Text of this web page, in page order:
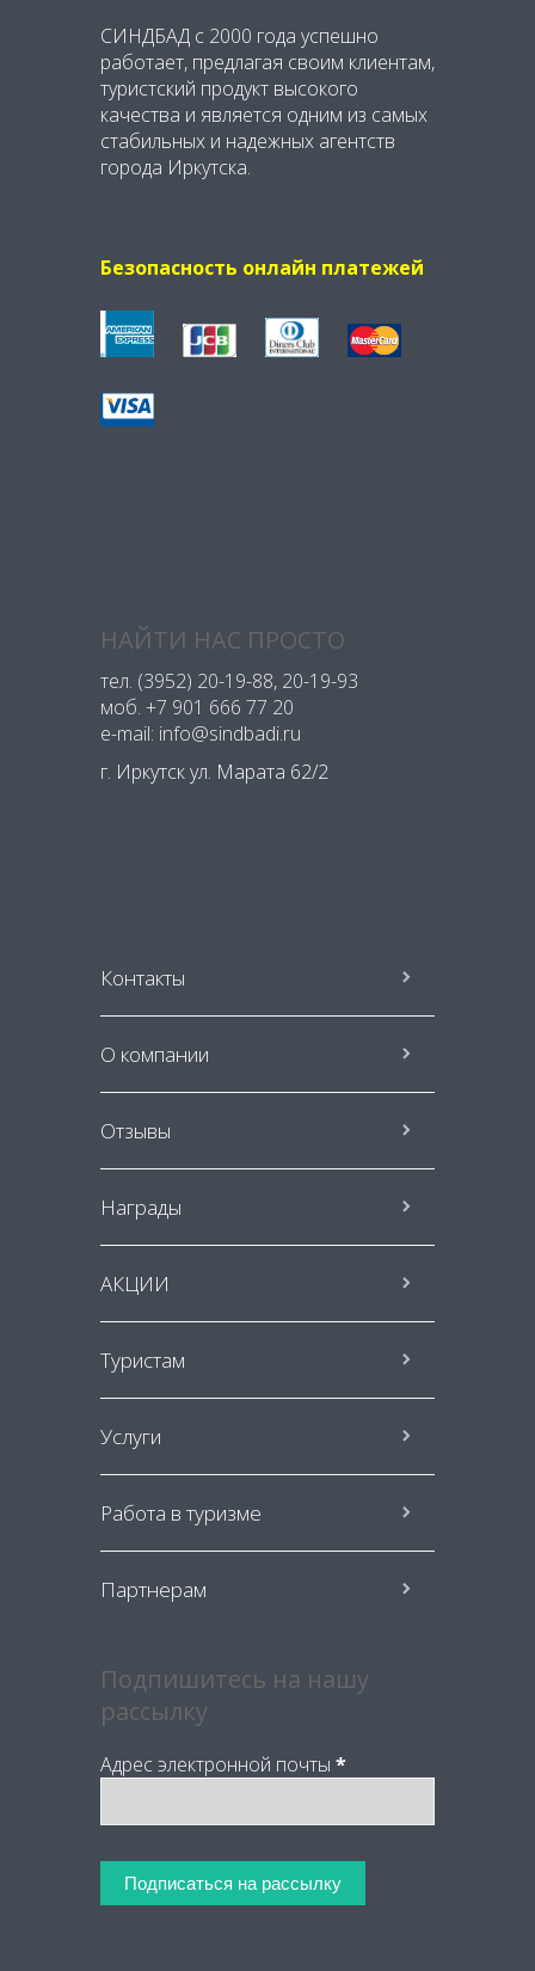
СИНДБАД с 2000 года успешно
работает, предлагая своим клиентам,
туристский продукт высокого
качества и является одним из самых
стабильных и надежных агентств
города Иркутска.
Безопасность онлайн платежей
НАЙТИ НАС ПРОСТО
тел. (3952) 20-19-88, 20-19-93
моб. +7 901 666 77 20
e-mail: info@sindbadi.ru
г. Иркутск ул. Марата 62/2
Контакты
О компании
Отзывы
Награды
АКЦИИ
Туристам
Услуги
Работа в туризме
Партнерам
Подпишитесь на нашу
рассылку
Адрес электронной почты *